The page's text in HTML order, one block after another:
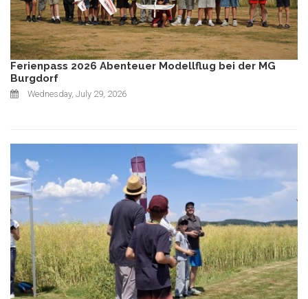
Ferienpass 2026 Abenteuer Modellflug bei der MG
Burgdorf
Wednesday, July 29, 2026